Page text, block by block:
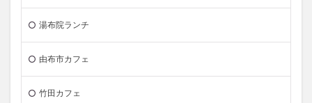
湯布院ランチ
由布市カフェ
竹田カフェ